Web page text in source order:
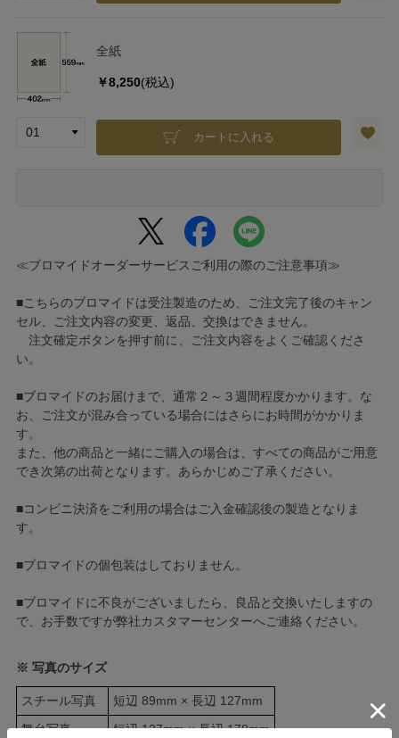
全紙
￥8,250(税込)
カートに入れる
≪ブロマイドオーダーサービスご利用の際のご注意事項≫
■こちらのブロマイドは受注製造のため、ご注文完了後のキャン
セル、ご注文内容の変更、返品、交換はできません。
注文確定ボタンを押す前に、ご注文内容をよくご確認くださ
い。
■ブロマイドのお届けまで、通常２～３週間程度かかります。な
お、ご注文が混み合っている場合にはさらにお時間がかかりま
す。
また、他の商品と一緒にご購入の場合は、すべての商品がご用意
でき次第の出荷となります。あらかじめご了承ください。
■コンビニ決済をご利用の場合はご入金確認後の製造となりま
す。
■ブロマイドの個包装はしておりません。
■ブロマイドに不良がございましたら、良品と交換いたしますの
で、お手数ですが弊社カスタマーセンターへご連絡ください。
※ 写真のサイズ
スチール写真
短辺 89mm × 長辺 127mm
舞台写真
短辺 127mm × 長辺 178mm